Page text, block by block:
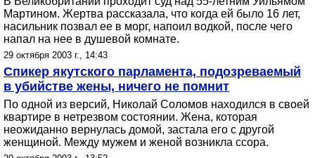
Мартином. Жертва рассказала, что когда ей было 16 лет,
насильник позвал ее в морг, напоил водкой, после чего
напал на нее в душевой комнате.
29 октября 2003 г., 14:43
Спикер якутского парламента, подозреваемый
в убийстве жены, ничего не помнит
По одной из версий, Николай Соломов находился в своей
квартире в нетрезвом состоянии. Жена, которая
неожиданно вернулась домой, застала его с другой
женщиной. Между мужем и женой возникла ссора.